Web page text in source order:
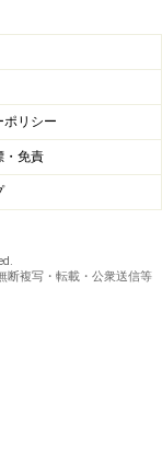
ポリシー
・免責
断複写・転載・公衆送信等